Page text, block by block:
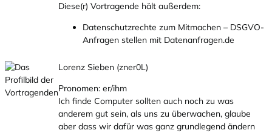
Diese(r) Vortragende hält außerdem:
Datenschutzrechte zum Mitmachen – DSGVO-
Anfragen stellen mit Datenanfragen.de
Lorenz Sieben (zner0L)
Pronomen: er/ihm
Ich finde Computer sollten auch noch zu was
anderem gut sein, als uns zu überwachen, glaube
aber dass wir dafür was ganz grundlegend ändern